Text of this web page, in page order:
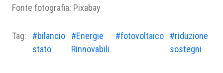
Fonte fotografia: Pixabay
Tag:
#bilancio
stato
#Energie
Rinnovabili
#fotovoltaico
#riduzione
sostegni